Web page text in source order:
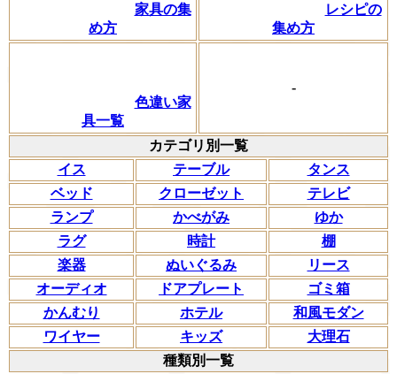
家具の集
め方
レシピの
集め方
色違い家
具一覧
-
カテゴリ別一覧
イス
テーブル
タンス
ベッド
クローゼット
テレビ
ランプ
かべがみ
ゆか
ラグ
時計
棚
楽器
ぬいぐるみ
リース
オーディオ
ドアプレート
ゴミ箱
かんむり
ホテル
和風モダン
ワイヤー
キッズ
大理石
種類別一覧